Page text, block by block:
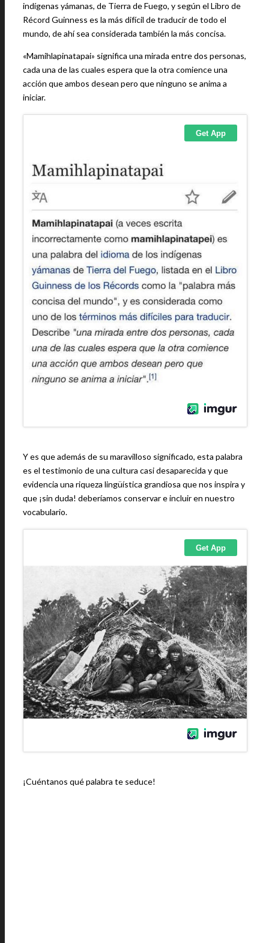
indígenas yámanas, de Tierra de Fuego, y según el Libro de
Récord Guinness es la más difícil de traducir de todo el
mundo, de ahí sea considerada también la más concisa.
«Mamihlapinatapai» significa una mirada entre dos personas,
cada una de las cuales espera que la otra comience una
acción que ambos desean pero que ninguno se anima a
iniciar.
Y es que además de su maravilloso significado, esta palabra
es el testimonio de una cultura casi desaparecida y que
evidencia una riqueza lingüística grandiosa que nos inspira y
que ¡sin duda! deberíamos conservar e incluir en nuestro
vocabulario.
¡Cuéntanos qué palabra te seduce!